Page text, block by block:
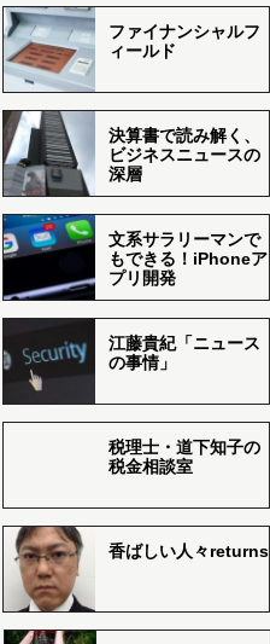
ファイナンシャルフ
ィールド
決算書で読み解く、
ビジネスニュースの
深層
文系サラリーマンで
もできる！iPhoneア
プリ開発
江藤貴紀「ニュース
の事情」
税理士・道下知子の
税金相談室
香ばしい人々returns